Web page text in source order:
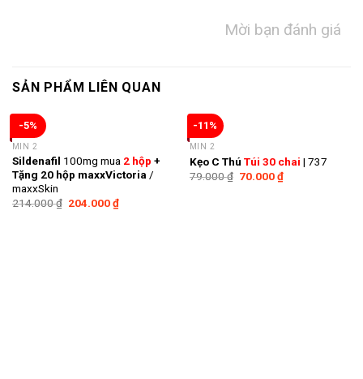
Mời bạn đánh giá
SẢN PHẨM LIÊN QUAN
-5%
MIN 2
Sildenafil 100mg mua 2 hộp +
Tặng 20 hộp maxxVictoria /
maxxSkin
214.000₫ 204.000₫
-11%
MIN 2
Kẹo C Thú Túi 30 chai | 737
79.000₫ 70.000₫